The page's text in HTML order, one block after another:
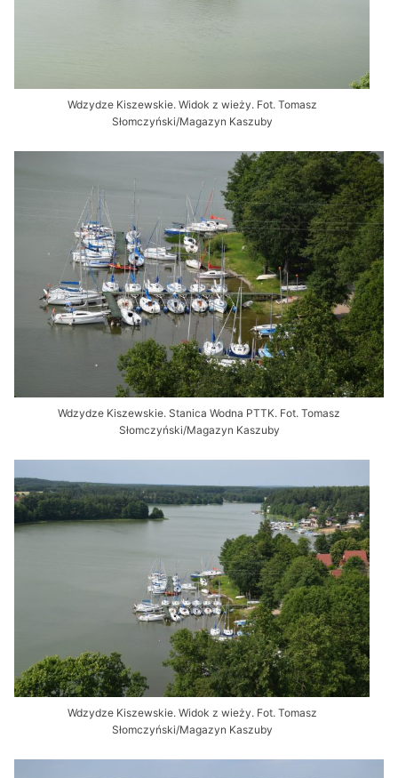
Wdzydze Kiszewskie. Widok z wieży. Fot. Tomasz
Słomczyński/Magazyn Kaszuby
Wdzydze Kiszewskie. Stanica Wodna PTTK. Fot. Tomasz
Słomczyński/Magazyn Kaszuby
Wdzydze Kiszewskie. Widok z wieży. Fot. Tomasz
Słomczyński/Magazyn Kaszuby